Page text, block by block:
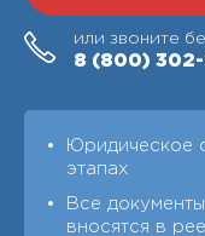
или звоните
8 (800)
Юридическое
этапах
Все
вносятся в